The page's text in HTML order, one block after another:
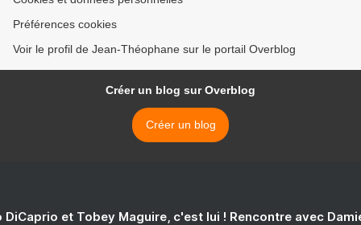
Préférences cookies
Voir le profil de Jean-Théophane sur le portail Overblog
Créer un blog sur Overblog
Créer un blog
DiCaprio et Tobey Maguire, c'est lui ! Rencontre avec